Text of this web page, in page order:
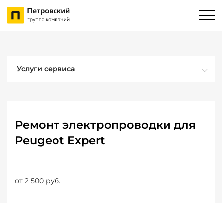
Услуги сервиса
Ремонт электропроводки для
Peugeot Expert
от 2 500 руб.